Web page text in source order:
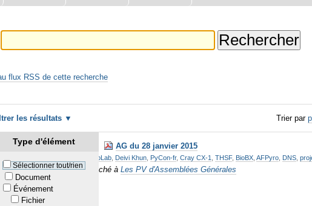
flux RSS de cette recherche
les résultats
Type d'élément
Sélectionner tout/rien
Document
Événement
Fichier
Trier par
AG du 28 janvier 2015
: FabLab, Deivi Khun, PyCon-fr, Cray CX-1 THSF, BioBX, AFPyro, DNS,
Rattaché à Les PV d'Assemblées Générales